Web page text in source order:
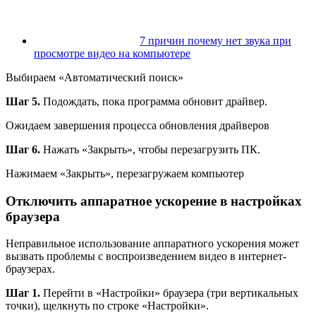
7 причин почему нет звука при
просмотре видео на компьютере
Выбираем «Автоматический поиск»
Шаг 5. Подождать, пока программа обновит драйвер.
Ожидаем завершения процесса обновления драйверов
Шаг 6. Нажать «Закрыть», чтобы перезагрузить ПК.
Нажимаем «Закрыть», перезагружаем компьютер
Отключить аппаратное ускорение в настройках
браузера
Неправильное использование аппаратного ускорения может
вызвать проблемы с воспроизведением видео в интернет-
браузерах.
Шаг 1. Перейти в «Настройки» браузера (три вертикальных
точки), щелкнуть по строке «Настройки».